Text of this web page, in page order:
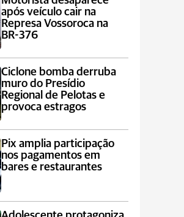
após veículo cair na
Represa Vossoroca na
BR-376
Ciclone bomba derruba
muro do Presídio
Regional de Pelotas e
provoca estragos
Pix amplia participação
nos pagamentos em
bares e restaurantes